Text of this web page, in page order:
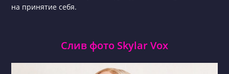
на принятие себя.
Слив фото Skylar Vox